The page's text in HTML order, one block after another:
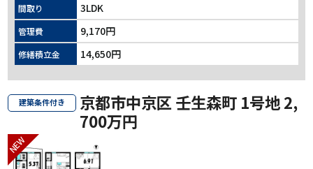
間取り 3LDK
管理費 9,170円
修繕積立金 14,650円
建築条件付き
京都市中京区 壬生森町 1号地 2,
700万円